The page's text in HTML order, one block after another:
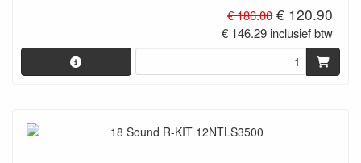
€ 186.00 € 120.90
€ 146.29 inclusief btw